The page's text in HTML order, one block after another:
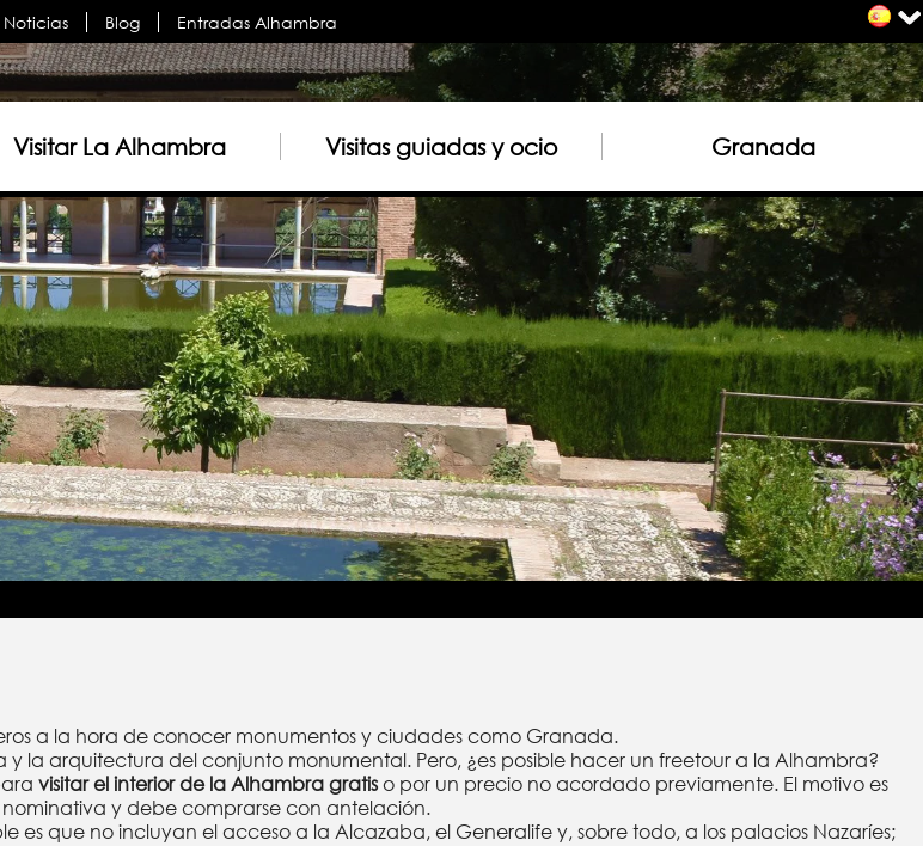
Noticias Blog Entradas Alhambra
Visitar La Alhambra Visitas guiadas y ocio Granada
a la hora de conocer monumentos y ciudades como Granada.
la arquitectura del conjunto monumental. Pero, ¿es posible hacer un freetour a la Alhambra?
visitar el interior de la Alhambra gratis o por un precio no acordado previamente. El motivo es
y debe comprarse con antelación.
es que no incluyan el acceso a la Alcazaba, el Generalife y, sobre todo, a los palacios Nazaríes;